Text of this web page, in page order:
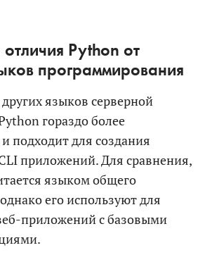
Python от
программирования
языков серверной
гораздо более
подходит для создания
приложений. Для сравнения,
языком общего
его используют для
приложений с базовыми
вас звонками, мы
мессенджер для выбора
связи
диалоги и результаты
по отдельным компонентам.